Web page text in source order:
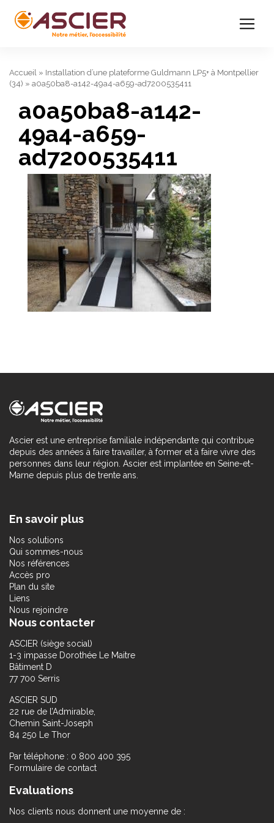
Accueil » Installation d’une plateforme Guldmann LP5+ à Montpellier
(34) » a0a50ba8-a142-49a4-a659-ad7200535411
a0a50ba8-a142-
49a4-a659-
ad7200535411
Ascier est une entreprise familiale indépendante qui contribue
depuis des années à faire travailler, à former et à faire vivre des
personnes dans leur région. Ascier est implantée en Seine-et-
Marne depuis plus de trente ans.
En savoir plus
Nos solutions
Qui sommes-nous
Nos références
Accès pro
Plan du site
Liens
Nous rejoindre
Nous contacter
ASCIER (siège social)
1-3 impasse Dorothée Le Maitre
Bâtiment D
77 700 Serris
ASCIER SUD
22 rue de l’Admirable,
Chemin Saint-Joseph
84 250 Le Thor
Par téléphone : 0 800 400 395
Formulaire de contact
Evaluations
Nos clients nous donnent une moyenne de :